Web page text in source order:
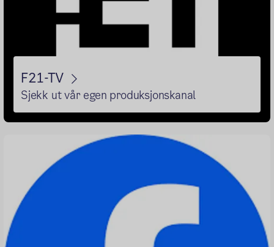
F21-TV
Sjekk ut vår egen produksjonskanal